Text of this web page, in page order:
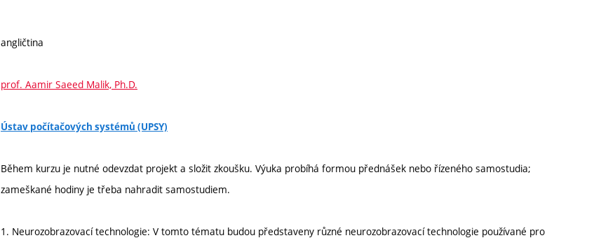
angličtina
prof. Aamir Saeed Malik, Ph.D.
Ústav počítačových systémů (UPSY)
Během kurzu je nutné odevzdat projekt a složit zkoušku. Výuka probíhá formou přednášek nebo řízeného samostudia;
zameškané hodiny je třeba nahradit samostudiem.
1. Neurozobrazovací technologie: V tomto tématu budou představeny různé neurozobrazovací technologie používané pro